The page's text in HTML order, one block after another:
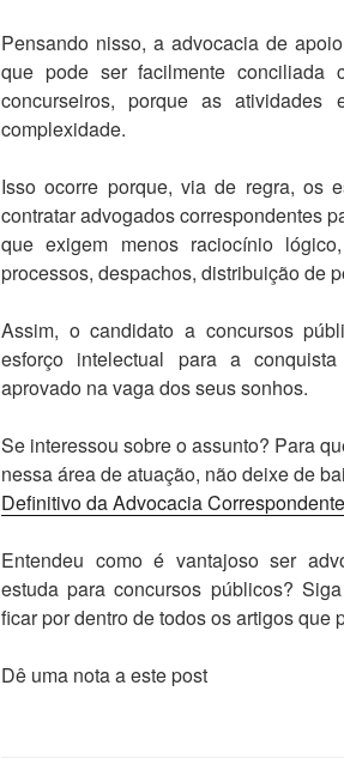
Pensando nisso, a advocacia de
que pode ser facilmente
concurseiros, porque as atividades
complexidade.
Isso ocorre porque, via de regra, os
contratar advogados correspondentes
que exigem menos raciocínio
processos, despachos, distribuição de
Assim, o candidato a concursos
esforço intelectual para a
aprovado na vaga dos seus sonhos.
Se interessou sobre o assunto? Para
nessa área de atuação, não deixe de
Definitivo da Advocacia Correspondente
Entendeu como é vantajoso ser
estuda para concursos públicos?
ficar por dentro de todos os artigos que
Dê uma nota a este post